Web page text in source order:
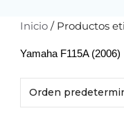
Inicio / Productos
Yamaha F115A (2006)